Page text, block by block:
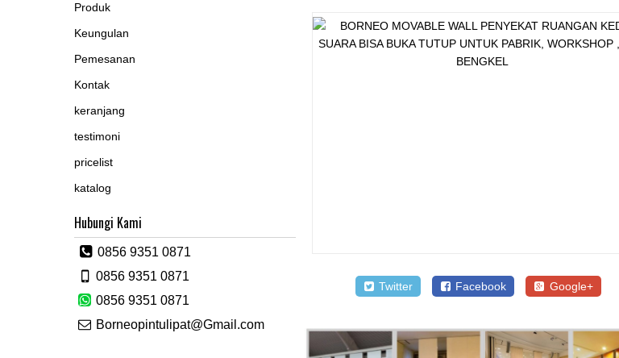
Twitter Facebook Google+
Produk
Keungulan
Pemesanan
Kontak
keranjang
testimoni
pricelist
katalog
Hubungi Kami
0856 9351 0871
0856 9351 0871
0856 9351 0871
Borneopintulipat@Gmail.com